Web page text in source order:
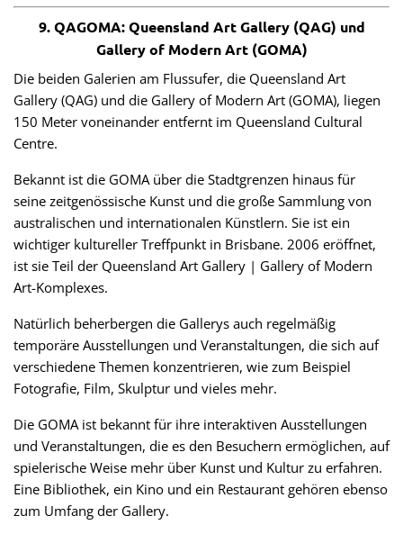
9. QAGOMA: Queensland Art Gallery (QAG) und
Gallery of Modern Art (GOMA)
Die beiden Galerien am Flussufer, die Queensland Art
Gallery (QAG) und die Gallery of Modern Art (GOMA), liegen
150 Meter voneinander entfernt im Queensland Cultural
Centre.
Bekannt ist die GOMA über die Stadtgrenzen hinaus für
seine zeitgenössische Kunst und die große Sammlung von
australischen und internationalen Künstlern. Sie ist ein
wichtiger kultureller Treffpunkt in Brisbane. 2006 eröffnet,
ist sie Teil der Queensland Art Gallery | Gallery of Modern
Art-Komplexes.
Natürlich beherbergen die Gallerys auch regelmäßig
temporäre Ausstellungen und Veranstaltungen, die sich auf
verschiedene Themen konzentrieren, wie zum Beispiel
Fotografie, Film, Skulptur und vieles mehr.
Die GOMA ist bekannt für ihre interaktiven Ausstellungen
und Veranstaltungen, die es den Besuchern ermöglichen, auf
spielerische Weise mehr über Kunst und Kultur zu erfahren.
Eine Bibliothek, ein Kino und ein Restaurant gehören ebenso
zum Umfang der Gallery.